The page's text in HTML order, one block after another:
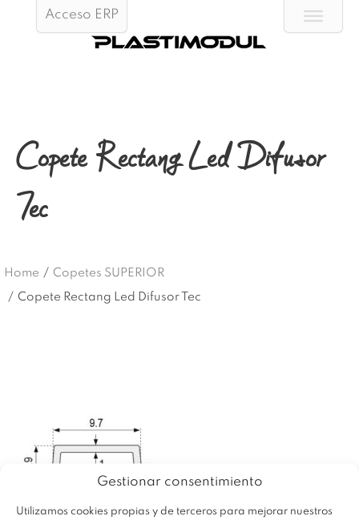
Gestionar consentimiento
Utilizamos cookies propias y de terceros para mejorar nuestros
Acceso ERP
Copete Rectang Led Difusor
Tec
Home / Copetes SUPERIOR
/ Copete Rectang Led Difusor Tec